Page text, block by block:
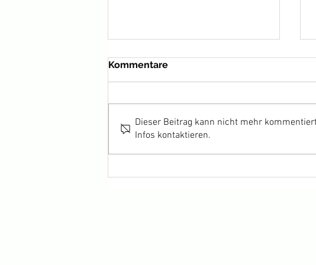
HARKA wins Best Actor for
Kommentare
Dieser Beitrag kann nicht mehr
Infos kontaktieren.